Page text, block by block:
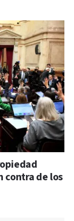
contra de los